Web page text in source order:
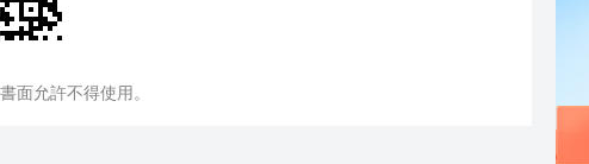
面允許不得使用。